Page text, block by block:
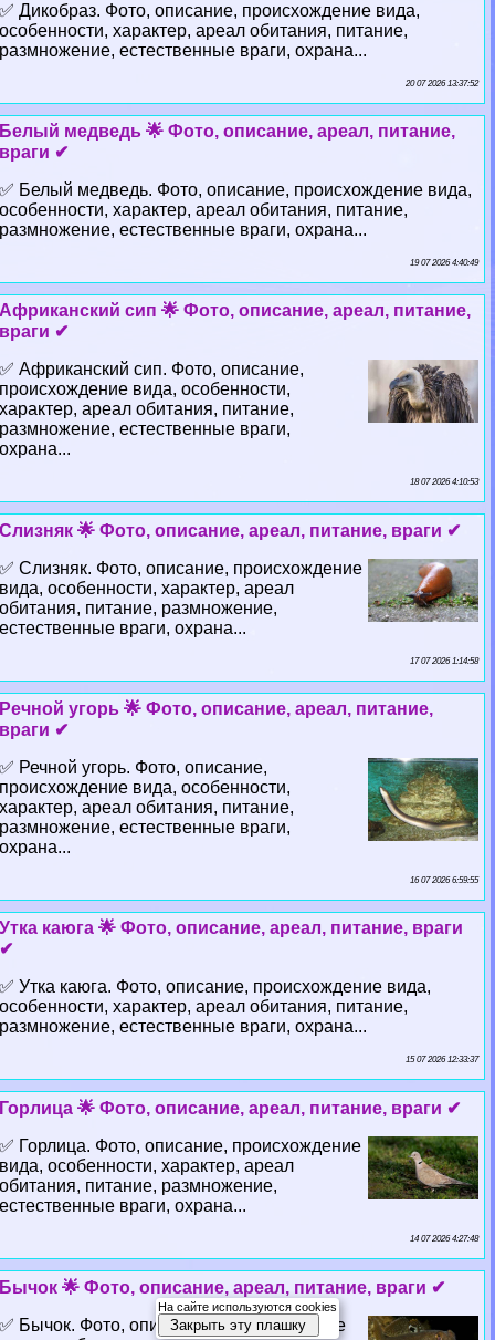
✅ Дикобраз. Фото, описание, происхождение вида,
особенности, хаpaктер, ареал обитания, питание,
размножение, естественные враги, охрана...
20 07 2026 13:37:52
Белый медведь 🌟 Фото, описание, ареал, питание,
враги ✔
✅ Белый медведь. Фото, описание, происхождение вида,
особенности, хаpaктер, ареал обитания, питание,
размножение, естественные враги, охрана...
19 07 2026 4:40:49
Африканский сип 🌟 Фото, описание, ареал, питание,
враги ✔
✅ Африканский сип. Фото, описание,
происхождение вида, особенности,
хаpaктер, ареал обитания, питание,
размножение, естественные враги,
охрана...
18 07 2026 4:10:53
Слизняк 🌟 Фото, описание, ареал, питание, враги ✔
✅ Слизняк. Фото, описание, происхождение
вида, особенности, хаpaктер, ареал
обитания, питание, размножение,
естественные враги, охрана...
17 07 2026 1:14:58
Речной угорь 🌟 Фото, описание, ареал, питание,
враги ✔
✅ Речной угорь. Фото, описание,
происхождение вида, особенности,
хаpaктер, ареал обитания, питание,
размножение, естественные враги,
охрана...
16 07 2026 6:59:55
Утка каюга 🌟 Фото, описание, ареал, питание, враги
✔
✅ Утка каюга. Фото, описание, происхождение вида,
особенности, хаpaктер, ареал обитания, питание,
размножение, естественные враги, охрана...
15 07 2026 12:33:37
Горлица 🌟 Фото, описание, ареал, питание, враги ✔
✅ Горлица. Фото, описание, происхождение
вида, особенности, хаpaктер, ареал
обитания, питание, размножение,
естественные враги, охрана...
14 07 2026 4:27:48
Бычок 🌟 Фото, описание, ареал, питание, враги ✔
✅ Бычок. Фото, описание, происхождение
На сайте используются cookies
Закрыть эту плашку